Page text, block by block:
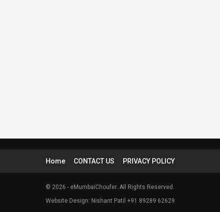
Home CONTACT US PRIVACY POLICY
© 2026 - eMumbaiChoufer. All Rights Reserved.
Website Design: Nishant Patil +91 89289 62629